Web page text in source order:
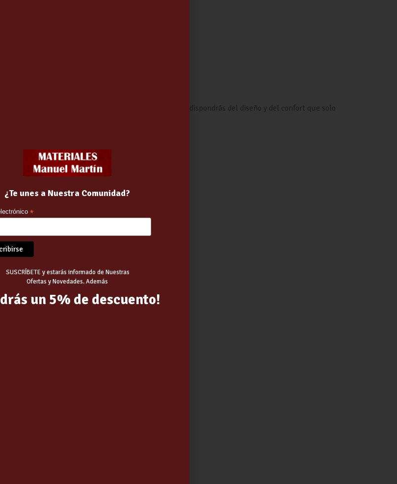
es tu insertable. Gracias a sus puertas acristaladas dispondrás del diseño y del confort que solo
¿Te unes a Nuestra Comunidad?
*
SUSCRÍBETE y estarás informado de Nuestras
Ofertas y Novedades. Además
un 5% de descuento!